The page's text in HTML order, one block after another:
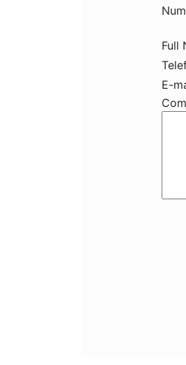
Full
E-